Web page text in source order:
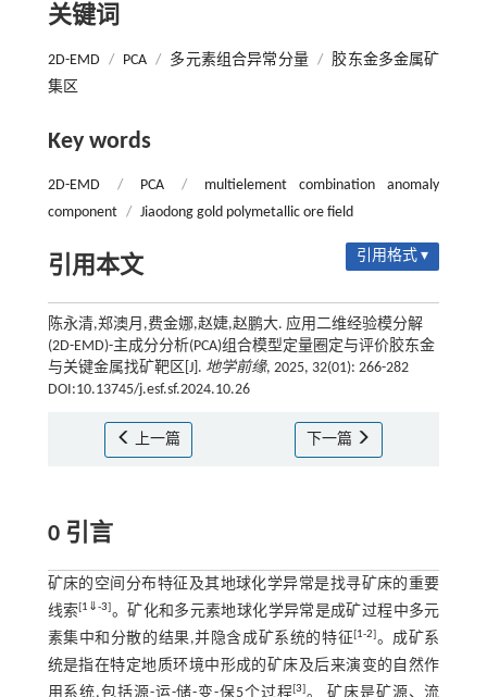
关键词
2D-EMD / PCA / 多元素组合异常分量 / 胶东金多金属矿
集区
Key words
2D-EMD / PCA /
multielement combination anomaly
component / Jiaodong gold polymetallic ore field
引用本文 引用格式 ▾
陈永清,郑澳月,费金娜,赵婕,赵鹏大. 应用二维经验模分解
(2D-EMD)-主成分分析(PCA)组合模型定量圈定与评价胶东金
与关键金属找矿靶区[J]. 地学前缘, 2025, 32(01): 266-282
DOI:10.13745/j.esf.sf.2024.10.26
上一篇 下一篇
0 引言
矿床的空间分布特征及其地球化学异常是找寻矿床的重要
线索[1 ⇓-3]。矿化和多元素地球化学异常是成矿过程中多元
素集中和分散的结果,并隐含成矿系统的特征[1-2]。成矿系
统是指在特定地质环境中形成的矿床及后来演变的自然作
用系统,包括源-运-储-变-保5个过程[3]。 矿床是矿源、流